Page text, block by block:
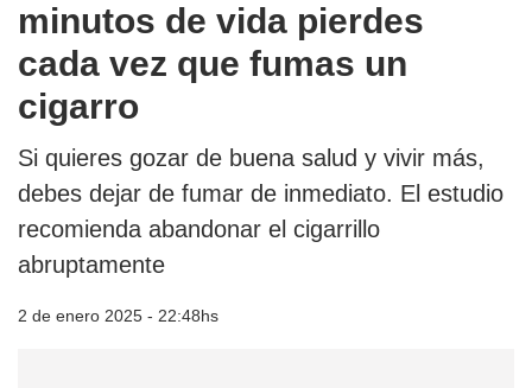
minutos de vida pierdes
cada vez que fumas un
cigarro
Si quieres gozar de buena salud y vivir más,
debes dejar de fumar de inmediato. El estudio
recomienda abandonar el cigarrillo
abruptamente
2 de enero 2025 - 22:48hs